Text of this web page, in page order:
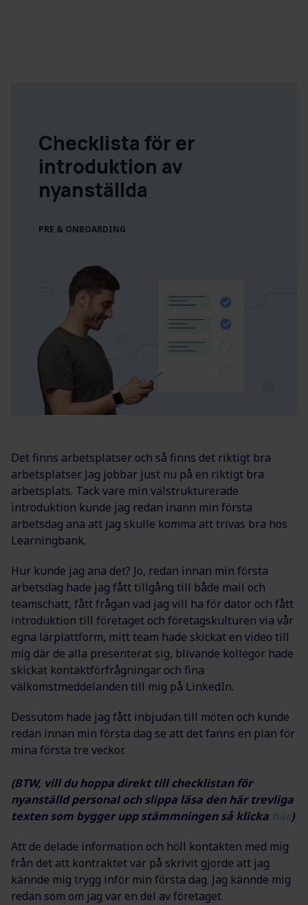
Checklista för er
introduktion av
nyanställda
PRE & ONBOARDING
Det finns arbetsplatser och så finns det riktigt bra
arbetsplatser. Jag jobbar just nu på en riktigt bra
arbetsplats. Tack vare min välstrukturerade
introduktion kunde jag redan inann min första
arbetsdag ana att jag skulle komma att trivas bra hos
Learningbank.
Hur kunde jag ana det? Jo, redan innan min första
arbetsdag hade jag fått tillgång till både mail och
teamschatt, fått frågan vad jag vill ha för dator och fått
introduktion till företaget och företagskulturen via vår
egna lärplattform, mitt team hade skickat en video till
mig där de alla presenterat sig, blivande kollegor hade
skickat kontaktförfrågningar och fina
välkomstmeddelanden till mig på LinkedIn.
Dessutom hade jag fått inbjudan till möten och kunde
redan innan min första dag se att det fanns en plan för
mina första tre veckor.
(BTW, vill du hoppa direkt till checklistan för
nyanställd personal och slippa läsa den här trevliga
texten som bygger upp stämmningen så klicka
)
Att de delade information och höll kontakten med mig
från det att kontraktet var på skrivit gjorde att jag
kännde mig trygg inför min första dag. Jag kännde mig
redan som om jag var en del av företaget.